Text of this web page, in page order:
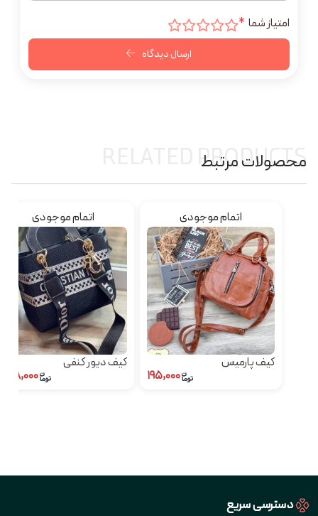
امتیاز شما *
ارسال دیدگاه
محصولات مرتبط
RELATED PRODUCTS
اتمام موجودی
کیف پارمیس
اتمام موجودی
کیف دیور کنفی
دسترسی سریع